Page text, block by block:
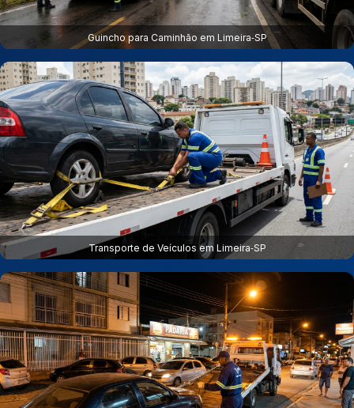
Guincho para Caminhão em Limeira‑SP
Transporte de Veículos em Limeira‑SP